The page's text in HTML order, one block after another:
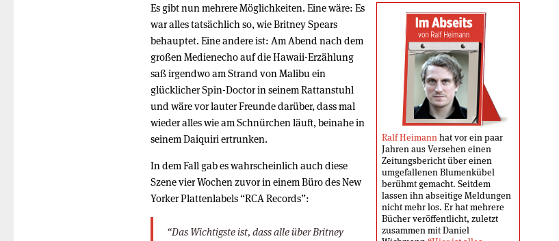
Ralf Heimannhat vor ein paar
Jahren aus Versehen einen
Zeitungsbericht über einen
umgefallenen Blumenkübel
berühmt gemacht. Seitdem
lassen ihn abseitige Meldungen
nicht mehr los. Er hat mehrere
Bücher veröffentlicht, zuletzt
zusammen mit Daniel
Es gibt nun mehrere Möglichkeiten. Eine wäre: Es
war alles tatsächlich so, wie Britney Spears
behauptet. Eine andere ist: Am Abend nach dem
großen Medienecho auf die Hawaii-Erzählung
saß irgendwo am Strand von Malibu ein
glücklicher Spin-Doctor in seinem Rattanstuhl
und wäre vor lauter Freunde darüber, dass mal
wieder alles wie am Schnürchen läuft, beinahe in
seinem Daiquiri ertrunken.
In dem Fall gab es wahrscheinlich auch diese
Szene vier Wochen zuvor in einem Büro des New
Yorker Plattenlabels “RCA Records”:
“Das Wichtigste ist, dass alle über Britney